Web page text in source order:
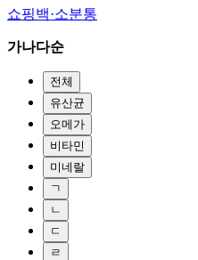
쇼핑백·소분통
가나다순
전체
유산균
오메가
비타민
미네랄
ㄱ
ㄴ
ㄷ
ㄹ